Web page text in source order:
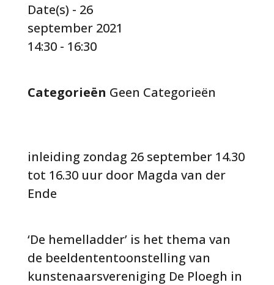
Date(s) - 26
september 2021
14:30 - 16:30
Categorieën Geen Categorieën
inleiding zondag 26 september 14.30
tot 16.30 uur door Magda van der
Ende
‘De hemelladder’ is het thema van
de beeldententoonstelling van
kunstenaarsvereniging De Ploegh in